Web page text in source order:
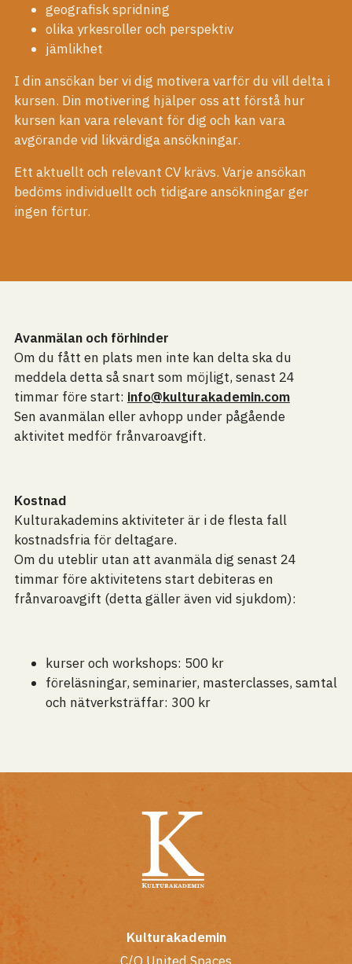
geografisk spridning
olika yrkesroller och perspektiv
jämlikhet
I din ansökan ber vi dig motivera varför du vill delta i
kursen. Din motivering hjälper oss att förstå hur
kursen kan vara relevant för dig och kan vara
avgörande vid likvärdiga ansökningar.
Ett aktuellt och relevant CV krävs. Varje ansökan
bedöms individuellt och tidigare ansökningar ger
ingen förtur.
Avanmälan och förhinder
Om du fått en plats men inte kan delta ska du
meddela detta så snart som möjligt, senast 24
timmar före start: info@kulturakademin.com
Sen avanmälan eller avhopp under pågående
aktivitet medför frånvaroavgift.
Kostnad
Kulturakademins aktiviteter är i de flesta fall
kostnadsfria för deltagare.
Om du uteblir utan att avanmäla dig senast 24
timmar före aktivitetens start debiteras en
frånvaroavgift (detta gäller även vid sjukdom):
kurser och workshops: 500 kr
föreläsningar, seminarier, masterclasses, samtal
och nätverksträffar: 300 kr
Kulturakademin